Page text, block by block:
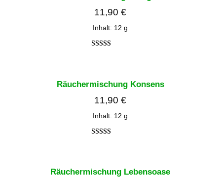
auf
en
11,90€
Inhalt: 12g
basierend
auf
Räuchermischung Konsens
11,90€
Inhalt: 12g
basierend
Räuchermischung Lebensoase